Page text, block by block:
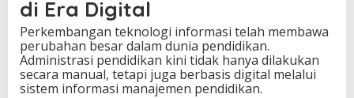
di Era Digital
Perkembangan teknologi informasi telah membawa
perubahan besar dalam dunia pendidikan.
Administrasi pendidikan kini tidak hanya dilakukan
secara manual, tetapi juga berbasis digital melalui
sistem informasi manajemen pendidikan.